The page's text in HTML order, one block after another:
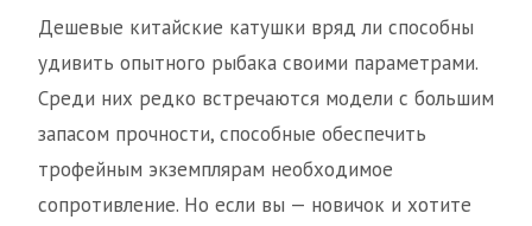
Дешевые китайские катушки вряд ли способны
удивить опытного рыбака своими параметрами.
Среди них редко встречаются модели с большим
запасом прочности, способные обеспечить
трофейным экземплярам необходимое
сопротивление. Но если вы — новичок и хотите